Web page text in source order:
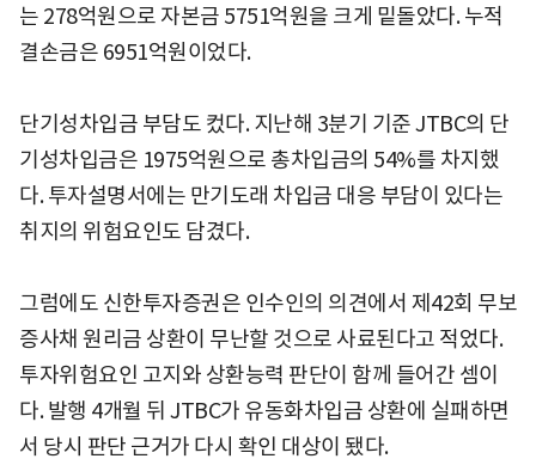
는 278억원으로 자본금 5751억원을 크게 밑돌았다. 누적
결손금은 6951억원이었다.
단기성차입금 부담도 컸다. 지난해 3분기 기준 JTBC의 단
기성차입금은 1975억원으로 총차입금의 54%를 차지했
다. 투자설명서에는 만기도래 차입금 대응 부담이 있다는
취지의 위험요인도 담겼다.
그럼에도 신한투자증권은 인수인의 의견에서 제42회 무보
증사채 원리금 상환이 무난할 것으로 사료된다고 적었다.
투자위험요인 고지와 상환능력 판단이 함께 들어간 셈이
다. 발행 4개월 뒤 JTBC가 유동화차입금 상환에 실패하면
서 당시 판단 근거가 다시 확인 대상이 됐다.